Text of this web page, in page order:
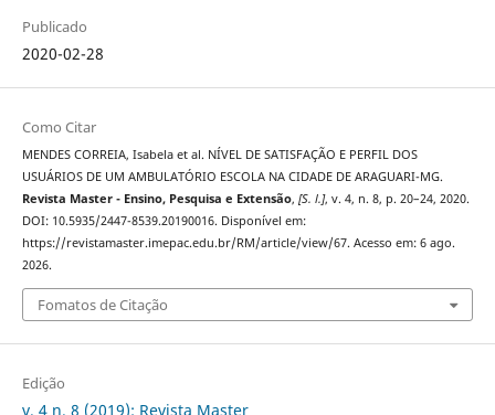
Publicado
2020-02-28
Como Citar
MENDES CORREIA, Isabela et al. NÍVEL DE SATISFAÇÃO E PERFIL DOS
USUÁRIOS DE UM AMBULATÓRIO ESCOLA NA CIDADE DE ARAGUARI-MG.
Revista Master - Ensino, Pesquisa e Extensão, [S. l.], v. 4, n. 8, p. 20–24, 2020.
DOI: 10.5935/2447-8539.20190016. Disponível em:
https://revistamaster.imepac.edu.br/RM/article/view/67. Acesso em: 6 ago.
2026.
Fomatos de Citação
Edição
v. 4 n. 8 (2019): Revista Master